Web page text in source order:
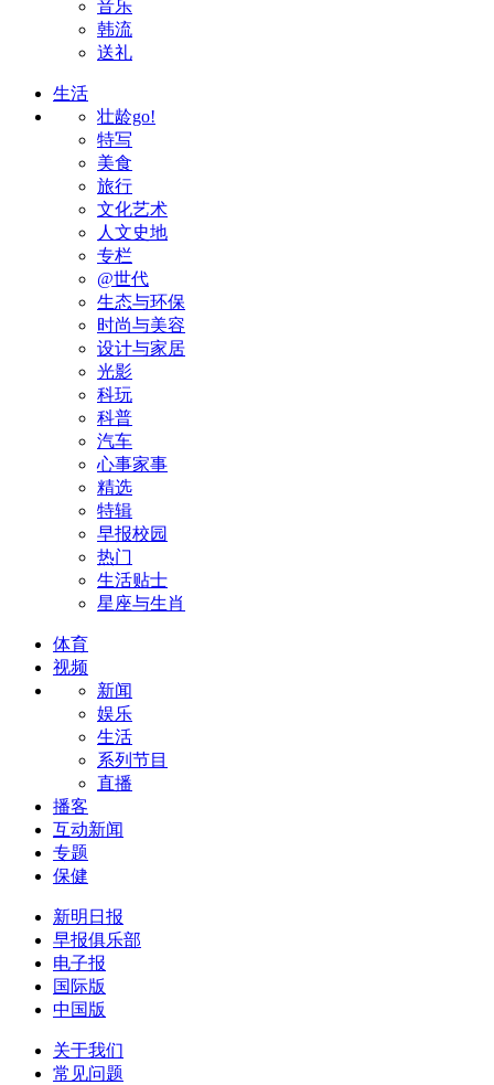
音乐
韩流
送礼
生活
壮龄go!
特写
美食
旅行
文化艺术
人文史地
专栏
@世代
生态与环保
时尚与美容
设计与家居
光影
科玩
科普
汽车
心事家事
精选
特辑
早报校园
热门
生活贴士
星座与生肖
体育
视频
新闻
娱乐
生活
系列节目
直播
播客
互动新闻
专题
保健
新明日报
早报俱乐部
电子报
国际版
中国版
关于我们
常见问题